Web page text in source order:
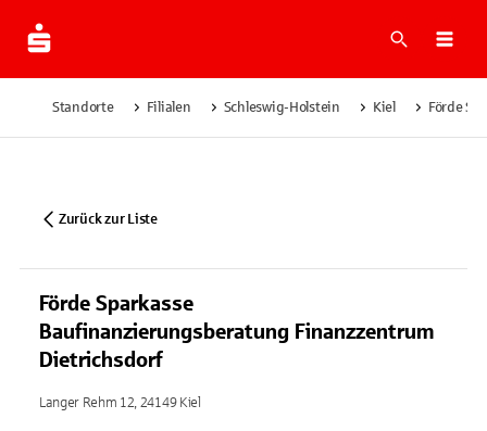
Suche
Standorte Filialen Schleswig-Holstein Kiel Förde
Zurück zur Liste
Förde Sparkasse
Baufinanzierungsberatung Finanzzentrum
Dietrichsdorf
Langer Rehm 12, 24149 Kiel